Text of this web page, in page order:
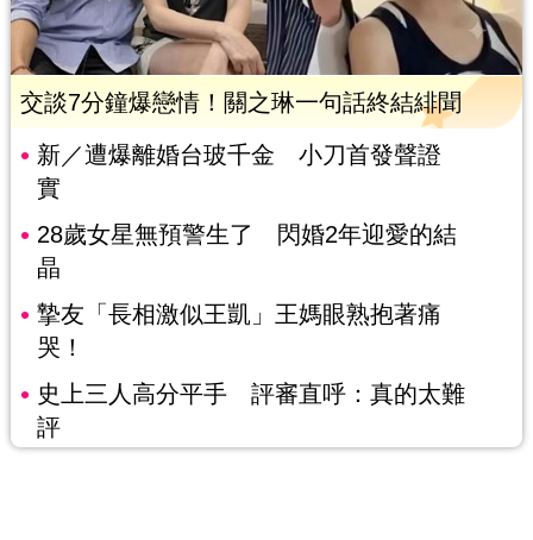
交談7分鐘爆戀情！關之琳一句話終結緋聞
新／遭爆離婚台玻千金 小刀首發聲證
實
28歲女星無預警生了 閃婚2年迎愛的結
晶
摯友「長相激似王凱」王媽眼熟抱著痛
哭！
史上三人高分平手 評審直呼：真的太難
評